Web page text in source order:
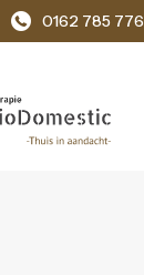
0162 785 776